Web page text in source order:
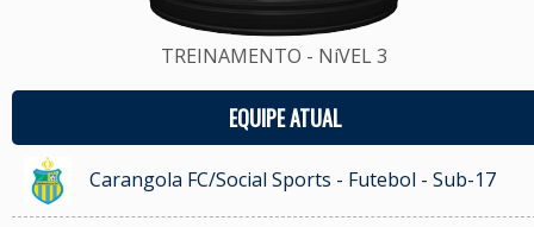
TREINAMENTO - NíVEL 3
EQUIPE ATUAL
Carangola FC/Social Sports - Futebol - Sub-17